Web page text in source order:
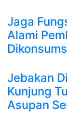
Jaga
Alami
Jebakan
Kunjung
Asupan